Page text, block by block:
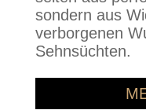
sondern aus
verborgenen
Sehnsüchten.